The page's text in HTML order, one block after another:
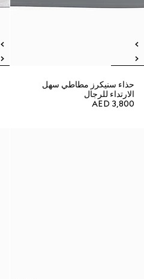
حذاء سنيكرز مطاطي سهل
الارتداء للرجال
AED 3,800